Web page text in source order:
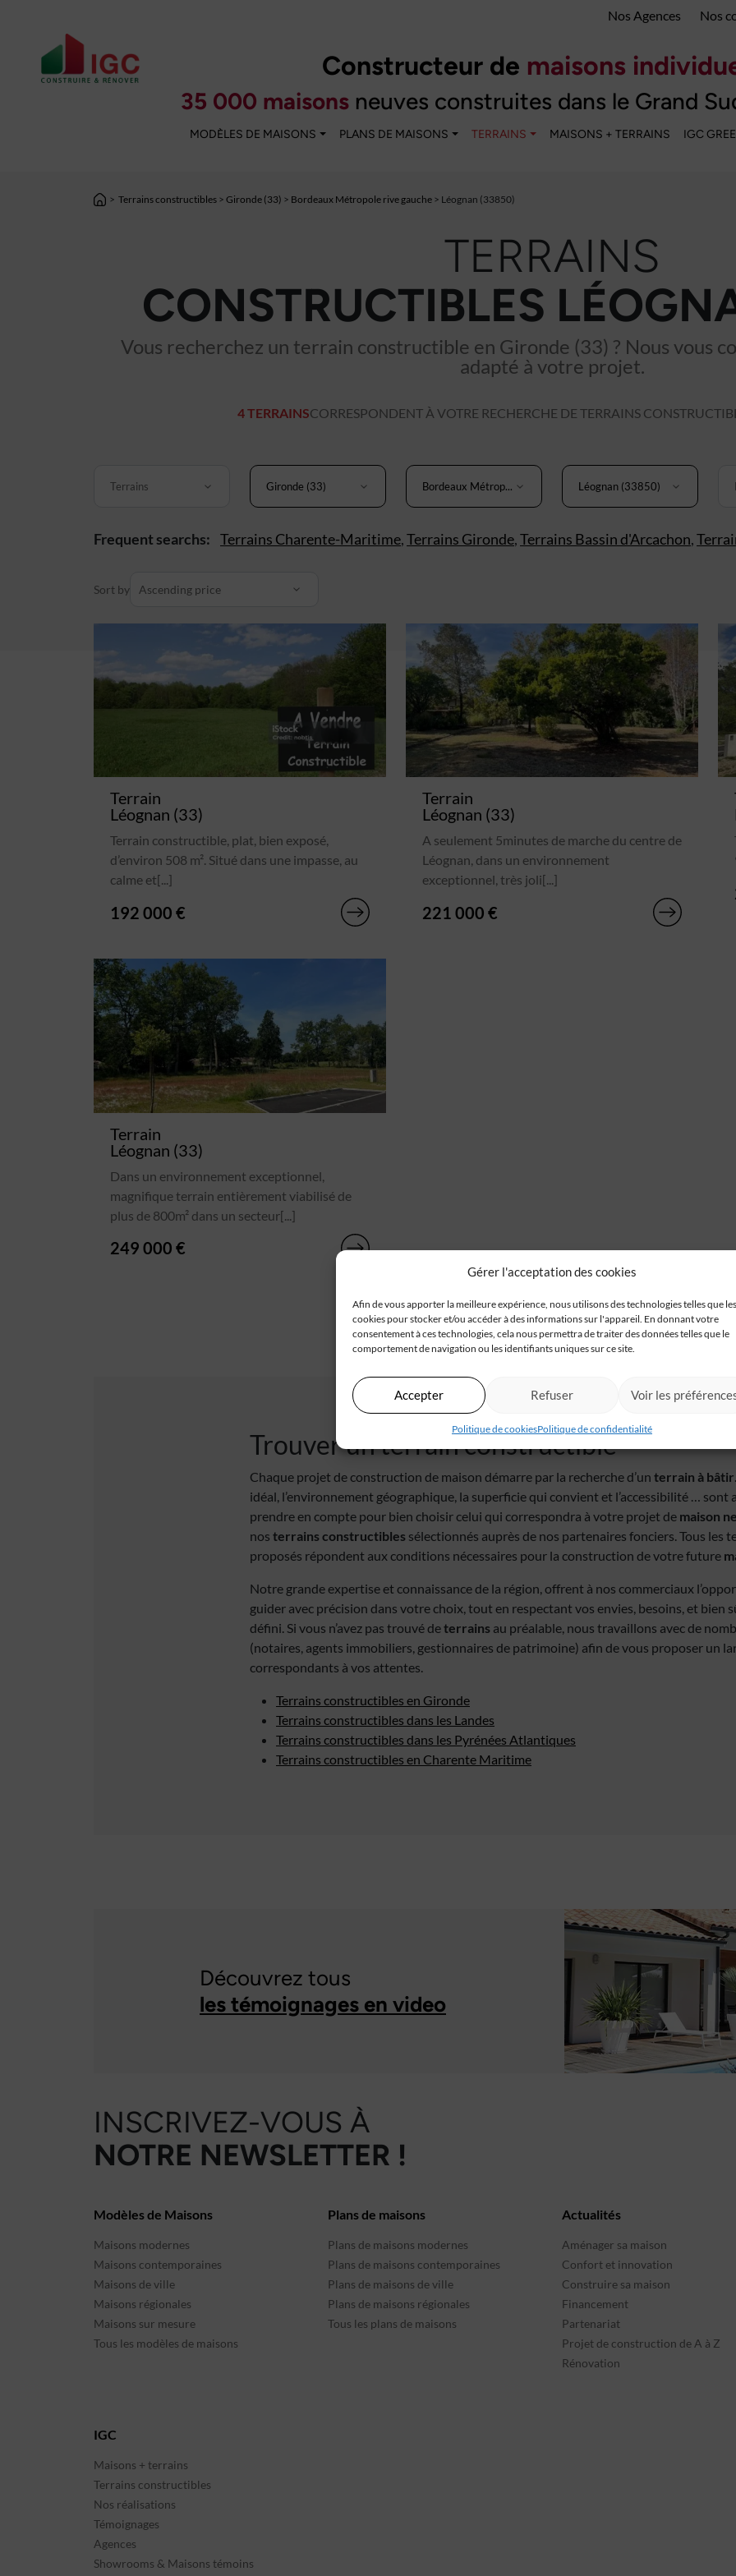
Gérer l'acceptation des cookies
Afin de vous apporter la meilleure expérience, nous utilisons des technologies telles que les
cookies pour stocker et/ou accéder à des informations sur l'appareil. En donnant votre
consentement à ces technologies, cela nous permettra de traiter des données telles que le
comportement de navigation ou les identifiants uniques sur ce site.
Accepter Refuser Voir les
Politique de cookiesPolitique de confidentialité
Nos Agences Nos
Constructeur de maisons
35 000 maisonsneuves construites dans le Grand
MODÈLES DE MAISONS PLANS DE MAISONS TERRAINS MAISONS + TERRAINS IGC
> Terrains constructibles > Gironde (33) > Bordeaux Métropole rive gauche > Léognan (33850)
TERRAINS
CONSTRUCTIBLES
Vous recherchez un terrain constructible en Gironde (33) ? Nous vous
adapté à votre projet.
4 TERRAINSCORRESPONDENT À VOTRE RECHERCHE DE TERRAINS
Terrains Gironde (33) Bordeaux Métrop... Léognan (33850)
Frequent searchs: Terrains Charente-Maritime,Terrains Gironde,Terrains Bassin d'Arcachon,
Sort by Ascending price
Terrain
Léognan (33)
Terrain constructible, plat, bien exposé,
d’environ 508 m². Situé dans une impasse, au
calme et[...]
192 000 €
Terrain
Léognan (33)
A seulement 5minutes de marche du centre de
Léognan, dans un environnement
exceptionnel, très joli[...]
221 000 €
Terrain
Léognan (33)
Dans un environnement exceptionnel,
magnifique terrain entièrement viabilisé de
plus de 800m² dans un secteur[...]
249 000 €
Trouver un terrain constructible
Chaque projet de construction de maison démarre par la recherche d’un terrain à bâtir
idéal, l’environnement géographique, la superficie qui convient et l’accessibilité … sont
prendre en compte pour bien choisir celui qui correspondra à votre projet de maison
nos terrains constructibles sélectionnés auprès de nos partenaires fonciers. Tous les
proposés répondent aux conditions nécessaires pour la construction de votre future
Notre grande expertise et connaissance de la région, offrent à nos commerciaux
guider avec précision dans votre choix, tout en respectant vos envies, besoins, et bien
défini. Si vous n’avez pas trouvé deterrains au préalable, nous travaillons avec de
(notaires, agents immobiliers, gestionnaires de patrimoine) afin de vous proposer un
correspondants à vos attentes.
Terrains constructibles en Gironde
Terrains constructibles dans les Landes
Terrains constructibles dans les Pyrénées Atlantiques
Terrains constructibles en Charente Maritime
Découvrez tous
les témoignages en video
INSCRIVEZ-VOUS À
NOTRE NEWSLETTER !
Modèles de Maisons
Maisons modernes
Maisons contemporaines
Maisons de ville
Maisons régionales
Maisons sur mesure
Tous les modèles de maisons
Plans de maisons
Plans de maisons modernes
Plans de maisons contemporaines
Plans de maisons de ville
Plans de maisons régionales
Tous les plans de maisons
Actualités
Aménager sa maison
Confort et innovation
Construire sa maison
Financement
Partenariat
Projet de construction de A à Z
Rénovation
IGC
Maisons + terrains
Terrains constructibles
Nos réalisations
Témoignages
Agences
Showrooms & Maisons témoins